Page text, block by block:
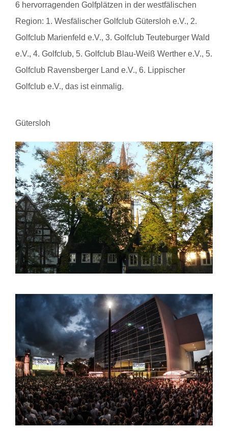
6 hervorragenden Golfplätzen in der westfälischen
Region: 1. Wesfälischer Golfclub Gütersloh e.V., 2.
Golfclub Marienfeld e.V., 3. Golfclub Teuteburger Wald
e.V., 4. Golfclub, 5. Golfclub Blau-Weiß Werther e.V., 5.
Golfclub Ravensberger Land e.V., 6. Lippischer
Golfclub e.V., das ist einmalig.
Gütersloh